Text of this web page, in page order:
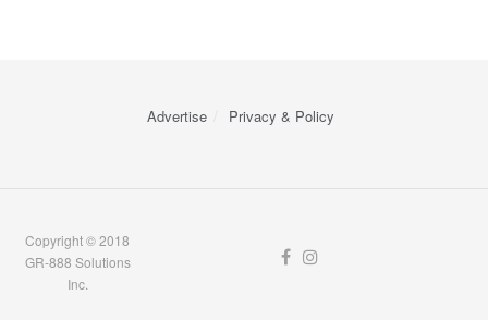
Advertise Privacy & Policy
Copyright © 2018
GR-888 Solutions
Inc.